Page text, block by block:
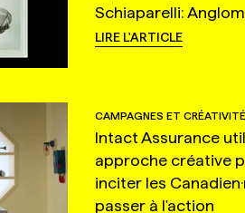
Schiaparelli:
LIRE L'ARTICLE
CAMPAGNES ET CRÉATIVITÉ
Intact Assurance
approche créative
inciter les
passer à l'action